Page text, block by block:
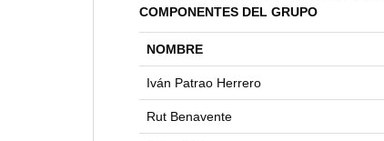
COMPONENTES DEL GRUPO
NOMBRE
Iván Patrao Herrero
Rut Benavente